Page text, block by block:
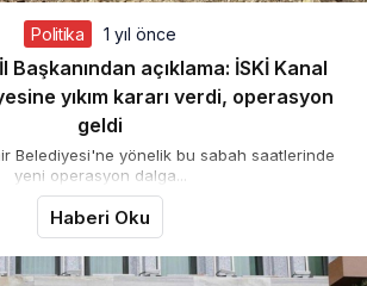
Politika 1 yıl önce
Başkanından açıklama: İSKİ Kanal
yıkım kararı verdi, operasyon
geldi
Belediyesi'ne yönelik bu sabah saatlerinde
yeni operasyon dalga...
Haberi Oku